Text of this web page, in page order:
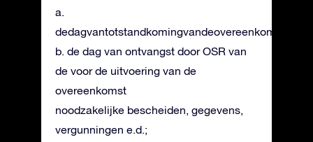
a.
dedagvantotstandkomingvandeovereenkomst;
b. de dag van ontvangst door OSR van
de voor de uitvoering van de
overeenkomst
noodzakelijke bescheiden, gegevens,
vergunningen e.d.;